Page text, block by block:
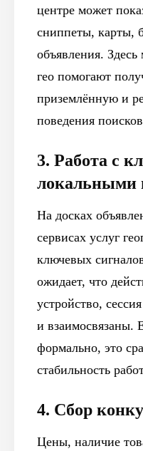
центре может
сниппеты, карты,
объявления.
гео помогают
приземлённую и
поведения
3. Работа с
локальными
На досках
сервисах услуг
ключевых
ожидает, что
устройство,
и взаимосвязаны.
формально, это
стабильность
4. Сбор
Цены, наличие